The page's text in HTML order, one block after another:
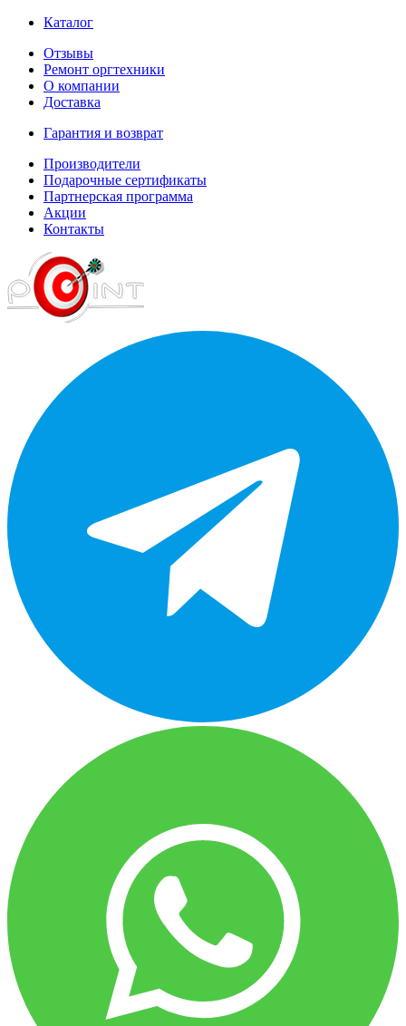
Каталог
Отзывы
Ремонт оргтехники
О компании
Доставка
Гарантия и возврат
Производители
Подарочные сертификаты
Партнерская программа
Акции
Контакты